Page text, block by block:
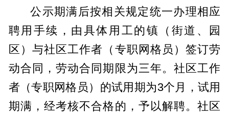
公示期满后按相关规定统一办理相应
聘用手续，由具体用工的镇（街道、园
区）与社区工作者（专职网格员）签订劳
动合同，劳动合同期限为三年。社区工作
者（专职网格员）的试用期为3个月，试用
期满，经考核不合格的，予以解聘。社区